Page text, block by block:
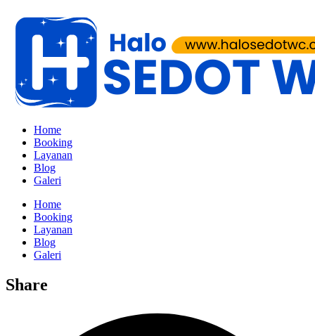
Home
Booking
Layanan
Blog
Galeri
Home
Booking
Layanan
Blog
Galeri
Share